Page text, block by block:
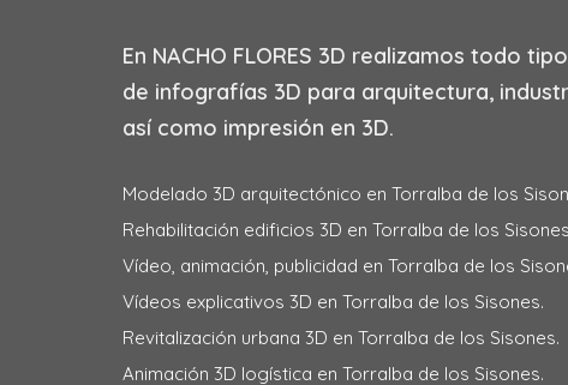
En NACHO FLORES 3D realizamos todo tipo
de infografías 3D para arquitectura,
así como impresión en 3D.
Modelado 3D arquitectónico en Torralba de los
Rehabilitación edificios 3D en Torralba de los
Vídeo, animación, publicidad en Torralba de los
Vídeos explicativos 3D en Torralba de los Sisones.
Revitalización urbana 3D en Torralba de los Sisones.
Animación 3D logística en Torralba de los Sisones.